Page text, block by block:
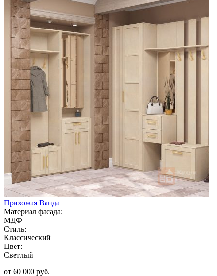
Прихожая Ванда
Материал фасада:
МДФ
Стиль:
Классический
Цвет:
Светлый
от 60 000 руб.